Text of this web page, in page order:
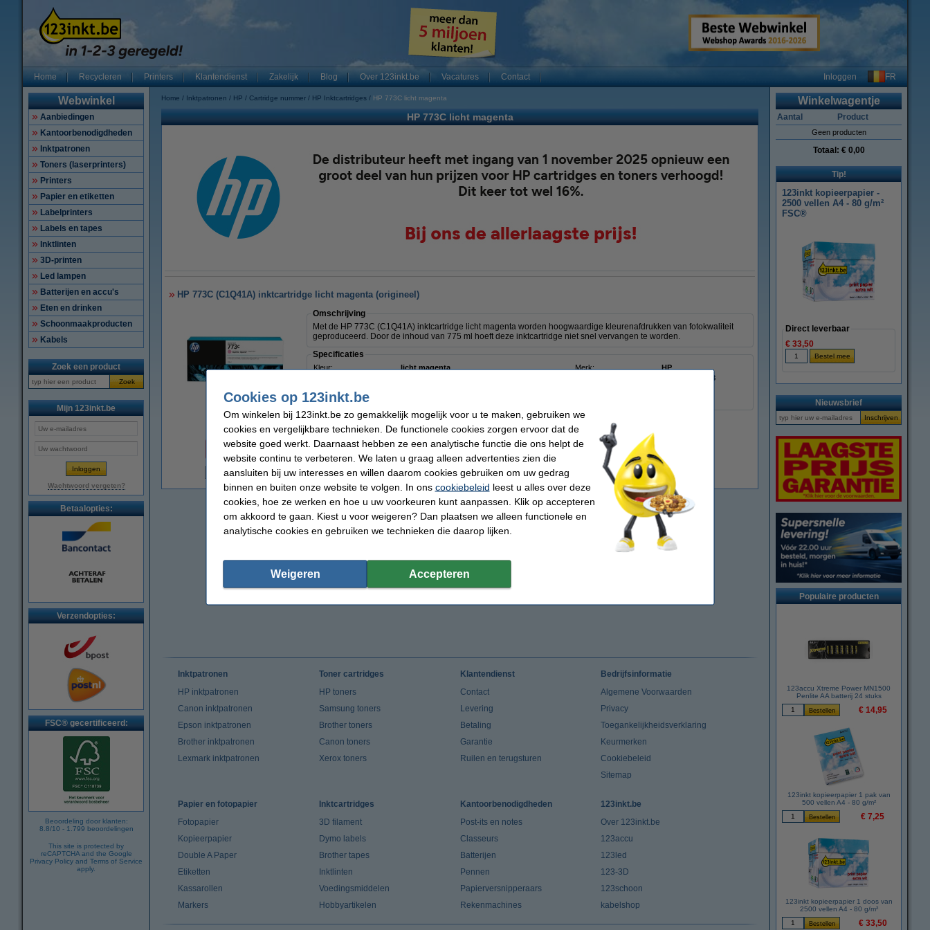
Home Recycleren Printers Klantendienst Zakelijk Blog Over 123inkt.be Vacatures Contact Inloggen FR
Webwinkel
Aanbiedingen
Kantoorbenodigdheden
Inktpatronen
Toners (laserprinters)
Printers
Papier en etiketten
Labelprinters
Labels en tapes
Inktlinten
3D-printen
Led lampen
Batterijen en accu's
Eten en drinken
Schoonmaakproducten
Kabels
Zoek een product
Zoek
Mijn 123inkt.be
Wachtwoord vergeten?
Betaalopties:
Verzendopties:
FSC® gecertificeerd:
Beoordeling door klanten:
8.8/10 - 1.799 beoordelingen
This site is protected by
reCAPTCHA and the Google
Privacy Policy and Terms of Service
apply.
Home Inktpatronen HP Cartridge nummer HP Inktcartridges HP 773C licht magenta
HP 773C licht magenta
HP 773C (C1Q41A) inktcartridge licht magenta (origineel)
vergroten
Omschrijving
Met de HP 773C (C1Q41A) inktcartridge licht magenta worden hoogwaardige kleurenafdrukken van fotokwaliteit
geproduceerd. Door de inhoud van 775 ml hoeft deze inktcartridge niet snel vervangen te worden.
Specificaties
Kleur: licht magenta Merk:
HP
0888182347928
Capaciteit:
Prijs per ml
€ 0,33
Niet meer in productie, dus niet meer leverbaar.
Winkelwagentje
Aantal Product
Geen producten
Totaal: € 0,00
Tip!
123inkt kopieerpapier -
2500 vellen A4 - 80 g/m²
FSC®
Direct leverbaar
€ 33,50
Nieuwsbrief
Populaire producten
123accu Xtreme Power MN1500
Penlite AA batterij 24 stuks
€ 14,95
123inkt kopieerpapier 1 pak van
500 vellen A4 - 80 g/m²
€ 7,25
123inkt kopieerpapier 1 doos van
2500 vellen A4 - 80 g/m²
€ 33,50
Inktpatronen
HP inktpatronen
Canon inktpatronen
Epson inktpatronen
Brother inktpatronen
Lexmark inktpatronen
Toner cartridges
HP toners
Samsung toners
Brother toners
Canon toners
Xerox toners
Klantendienst
Contact
Levering
Betaling
Garantie
Ruilen en terugsturen
Bedrijfsinformatie
Algemene Voorwaarden
Privacy
Toegankelijkheidsverklaring
Keurmerken
Cookiebeleid
Sitemap
Papier en fotopapier
Fotopapier
Kopieerpapier
Double A Paper
Etiketten
Kassarollen
Markers
Inktcartridges
3D filament
Dymo labels
Brother tapes
Inktlinten
Voedingsmiddelen
Hobbyartikelen
Kantoorbenodigdheden
Post-its en notes
Classeurs
Batterijen
Pennen
Papierversnipperaars
Rekenmachines
123inkt.be
Over 123inkt.be
123accu
123led
123-3D
123schoon
kabelshop
Cookies op 123inkt.be
Om winkelen bij 123inkt.be zo gemakkelijk mogelijk voor u te maken, gebruiken we
cookies en vergelijkbare technieken. De functionele cookies zorgen ervoor dat de
website goed werkt. Daarnaast hebben ze een analytische functie die ons helpt de
website continu te verbeteren. We laten u graag alleen advertenties zien die
aansluiten bij uw interesses en willen daarom cookies gebruiken om uw gedrag
binnen en buiten onze website te volgen. In ons cookiebeleid leest u alles over deze
cookies, hoe ze werken en hoe u uw voorkeuren kunt aanpassen. Klik op accepteren
om akkoord te gaan. Kiest u voor weigeren? Dan plaatsen we alleen functionele en
analytische cookies en gebruiken we technieken die daarop lijken.
Weigeren Accepteren